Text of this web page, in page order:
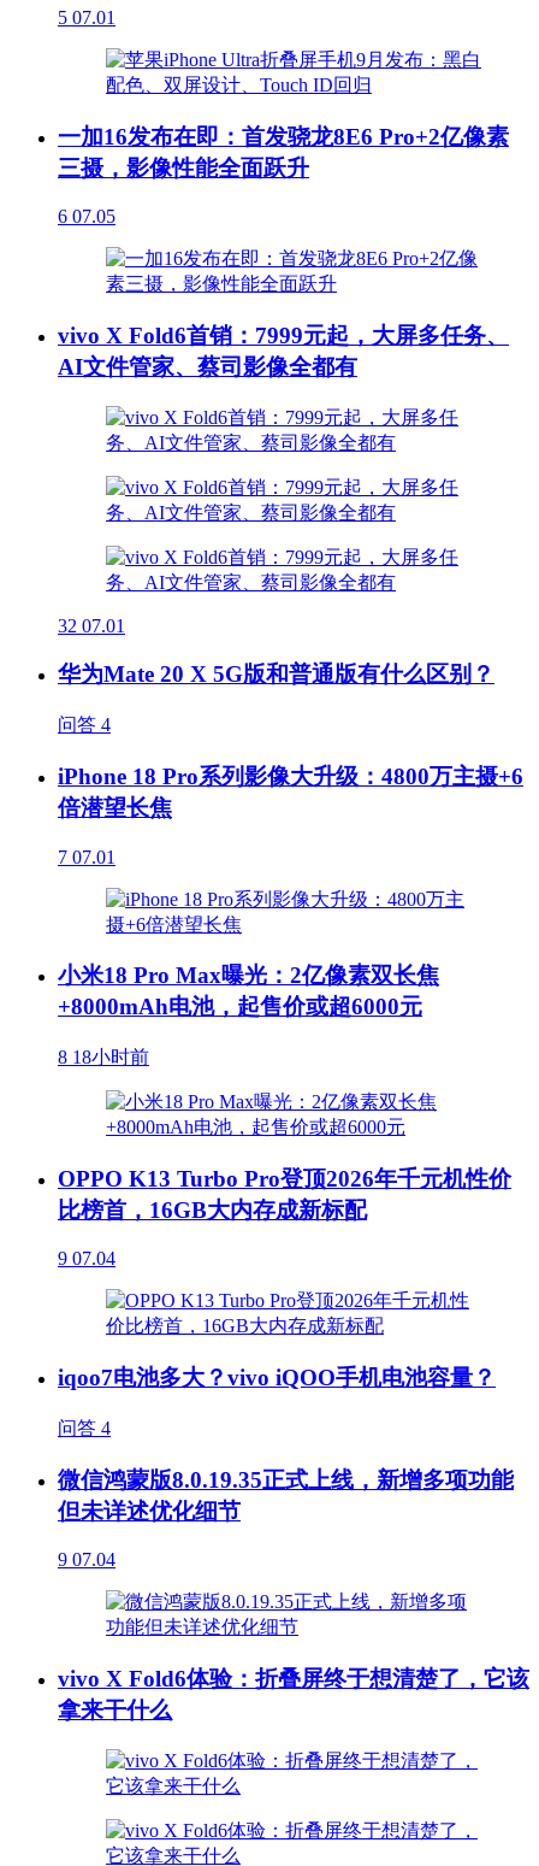
5 07.01
一加16发布在即：首发骁龙8E6 Pro+2亿像素
三摄，影像性能全面跃升
6 07.05
vivo X Fold6首销：7999元起，大屏多任务、
AI文件管家、蔡司影像全都有
32 07.01
华为Mate 20 X 5G版和普通版有什么区别？
问答 4
iPhone 18 Pro系列影像大升级：4800万主摄+6
倍潜望长焦
7 07.01
小米18 Pro Max曝光：2亿像素双长焦
+8000mAh电池，起售价或超6000元
8 18小时前
OPPO K13 Turbo Pro登顶2026年千元机性价
比榜首，16GB大内存成新标配
9 07.04
iqoo7电池多大？vivo iQOO手机电池容量？
问答 4
微信鸿蒙版8.0.19.35正式上线，新增多项功能
但未详述优化细节
9 07.04
vivo X Fold6体验：折叠屏终于想清楚了，它该
拿来干什么